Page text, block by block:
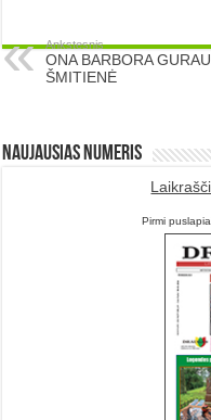
Ankstesnis
ONA BARBORA
ŠMITIENĖ
Naujausias numeris
Pirmi